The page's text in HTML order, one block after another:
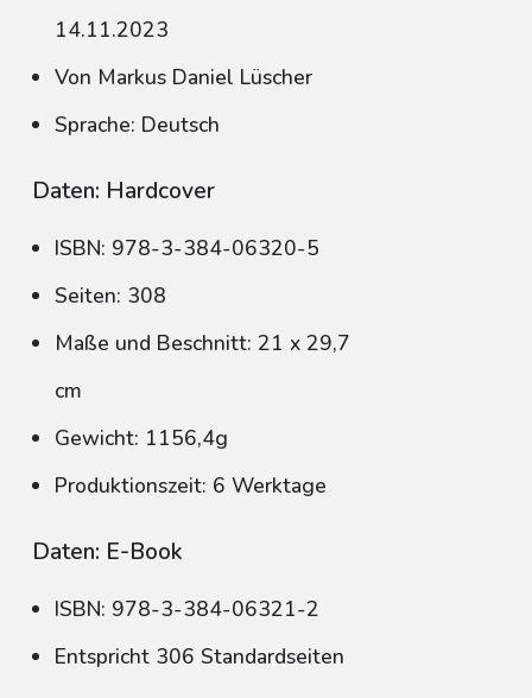
14.11.2023
Von Markus Daniel Lüscher
Sprache: Deutsch
Daten: Hardcover
ISBN: 978-3-384-06320-5
Seiten: 308
Maße und Beschnitt: 21 x 29,7
cm
Gewicht: 1156,4g
Produktionszeit: 6 Werktage
Daten: E-Book
ISBN: 978-3-384-06321-2
Entspricht 306 Standardseiten